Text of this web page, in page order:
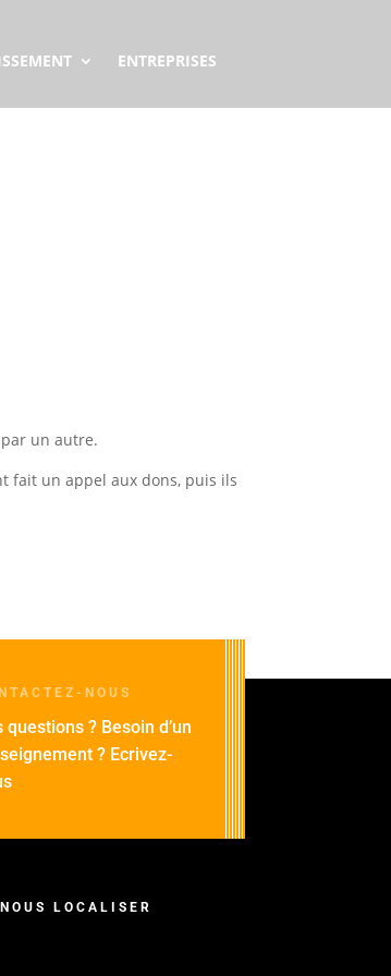
ENTREPRISES
un autre.
fait un appel aux dons, puis ils
NOUS
questions ? Besoin d’un
? Ecrivez-
NOUS LOCALISER